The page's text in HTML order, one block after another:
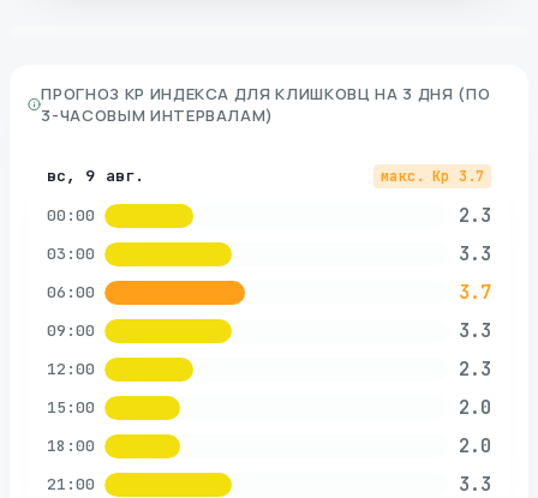
ПРОГНОЗ KP ИНДЕКСА ДЛЯ КЛИШКОВЦ НА 3 ДНЯ (ПО
3-ЧАСОВЫМ ИНТЕРВАЛАМ)
вс, 9 авг. макс. Kp 3.7
00:00 2.3
03:00 3.3
06:00 3.7
09:00 3.3
12:00 2.3
15:00 2.0
18:00 2.0
21:00 3.3